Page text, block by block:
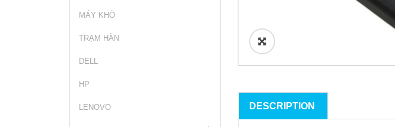
MÁY KHÒ
TRẠM HÀN
DELL
HP
LENOVO DESCRIPTION